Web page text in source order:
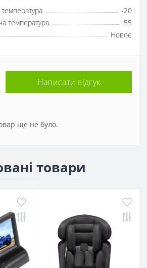
-20
температура
55
Новое
Написати відгук
ще не було.
товари